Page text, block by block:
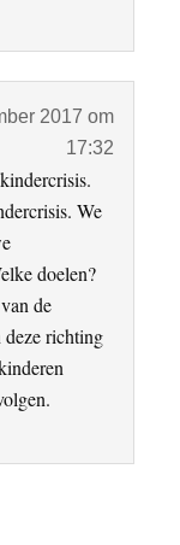
2017 om
17:32
We
doelen?
de
deze richting